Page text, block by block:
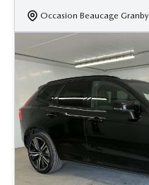
Occasion Beaucage Granby